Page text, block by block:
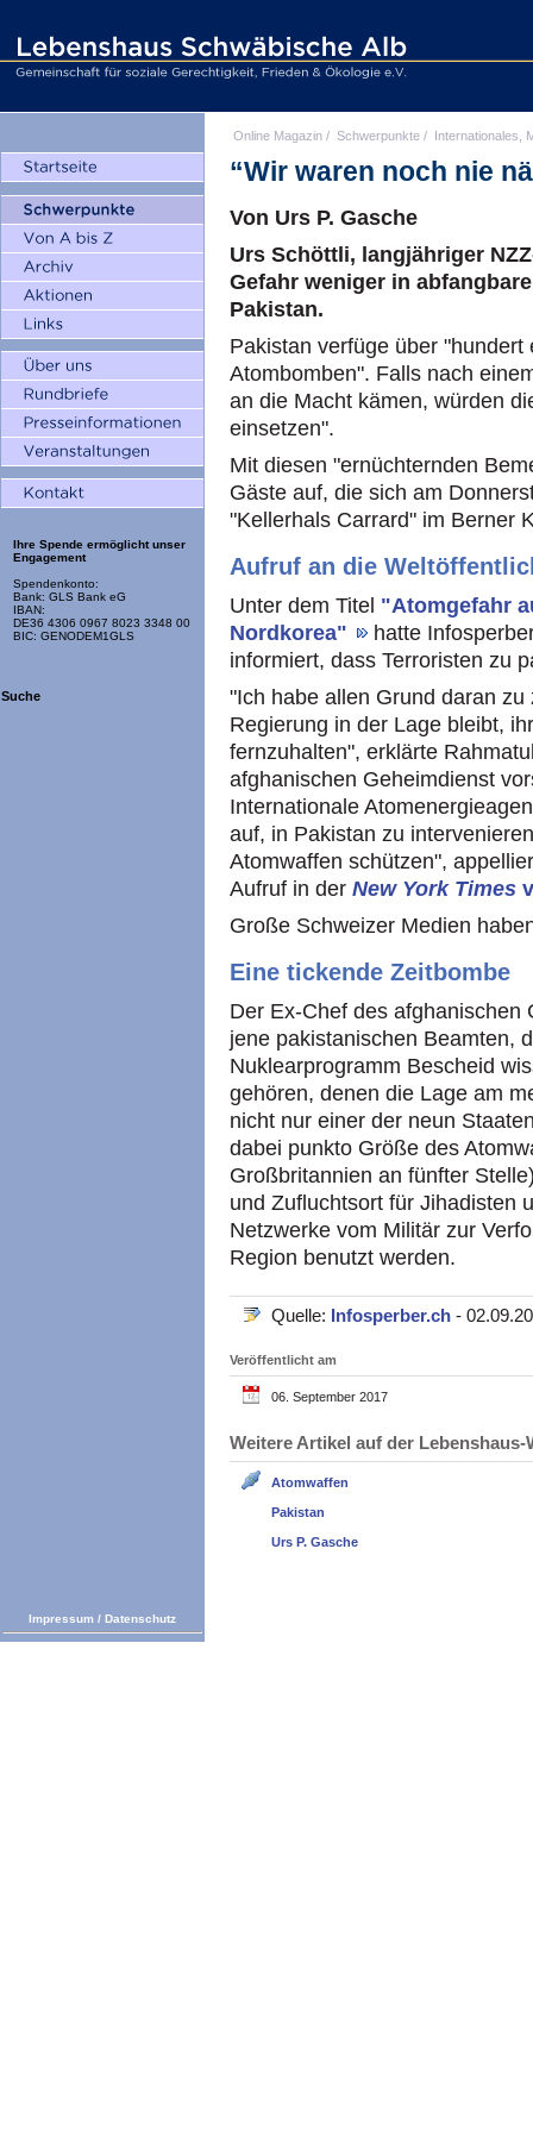
Ihre Spende ermöglicht unser
Engagement
Spendenkonto:
Bank: GLS Bank eG
IBAN:
DE36 4306 0967 8023 3348 00
BIC: GENODEM1GLS
Suche
Online Magazin / Schwerpunkte / Internationales,
“Wir waren noch nie
Von Urs P. Gasche
Urs Schöttli, langjähriger
Gefahr weniger in
Pakistan.
Pakistan verfüge über
Atombomben". Falls nach
an die Macht kämen, würden
einsetzen".
Mit diesen "ernüchternden
Gäste auf, die sich am
"Kellerhals Carrard" im Berner
Aufruf an die
Unter dem Titel "Atomgefahr
Nordkorea"
hatte
informiert, dass Terroristen zu
"Ich habe allen Grund daran
Regierung in der Lage bleibt,
fernzuhalten", erklärte
afghanischen Geheimdienst
Internationale
auf, in Pakistan zu
Atomwaffen schützen",
Aufruf in der New York Times
Große Schweizer Medien
Eine tickende Zeitbombe
Der Ex-Chef des afghanischen
jene pakistanischen Beamten,
Nuklearprogramm Bescheid
gehören, denen die Lage am
nicht nur einer der neun
dabei punkto Größe des
Großbritannien an fünfter
und Zufluchtsort für Jihadisten
Netzwerke vom Militär zur
Region benutzt werden.
Quelle: Infosperber.ch -
Veröffentlicht am
06. September 2017
Weitere Artikel auf der
Atomwaffen
Pakistan
Urs P. Gasche
Impressum / Datenschutz